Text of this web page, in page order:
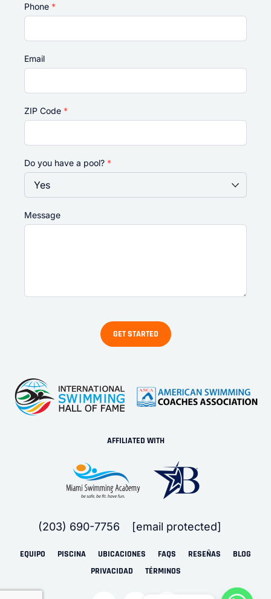
Phone *
Email
ZIP Code *
Do you have a pool? *
Message
AFFILIATED WITH
(203) 690-7756 [email protected]
EQUIPO PISCINA UBICACIONES FAQS RESEÑAS
BLOG
PRIVACIDAD
TÉRMINOS